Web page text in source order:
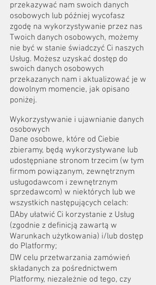
przekazywać nam swoich danych
osobowych lub później wycofasz
zgodę na wykorzystywanie przez nas
Twoich danych osobowych, możemy
nie być w stanie świadczyć Ci naszych
Usług. Możesz uzyskać dostęp do
swoich danych osobowych
przekazanych nam i aktualizować je w
dowolnym momencie, jak opisano
poniżej.
Wykorzystywanie i ujawnianie danych
osobowych
Dane osobowe, które od Ciebie
zbieramy, będą wykorzystywane lub
udostępniane stronom trzecim (w tym
firmom powiązanym, zewnętrznym
usługodawcom i zewnętrznym
sprzedawcom) w niektórych lub we
wszystkich następujących celach:
Aby ułatwić Ci korzystanie z Usług
(zgodnie z definicją zawartą w
Warunkach użytkowania) i/lub dostęp
do Platformy;
W celu przetwarzania zamówień
składanych za pośrednictwem
Platformy, niezależnie od tego, czy